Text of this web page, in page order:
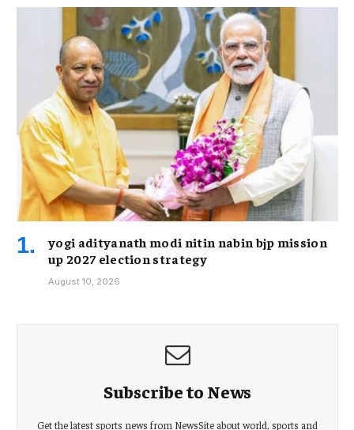
yogi adityanath modi nitin nabin bjp mission
up 2027 election strategy
August 10, 2026
Subscribe to News
Get the latest sports news from NewsSite about world, sports and